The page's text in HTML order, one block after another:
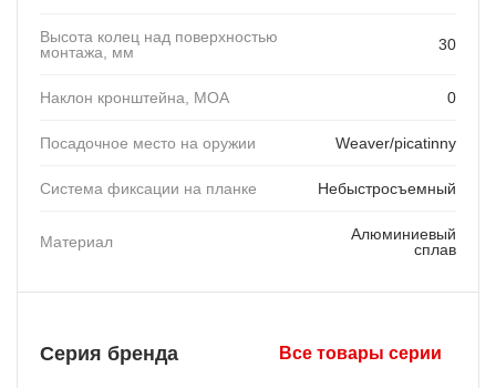
Высота колец над поверхностью
монтажа, мм
30
Наклон кронштейна, MOA 0
Посадочное место на оружии Weaver/picatinny
Система фиксации на планке Небыстросъемный
Материал
Алюминиевый
сплав
Серия бренда Все товары серии